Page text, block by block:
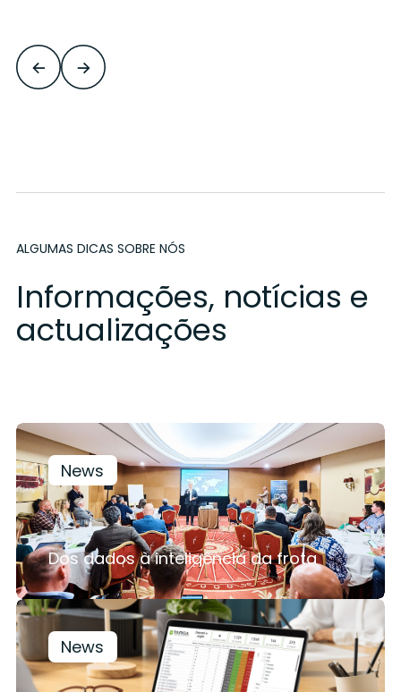
ALGUMAS DICAS SOBRE NÓS
Informações, notícias e
actualizações
News
Dos dados à inteligência da frota
News